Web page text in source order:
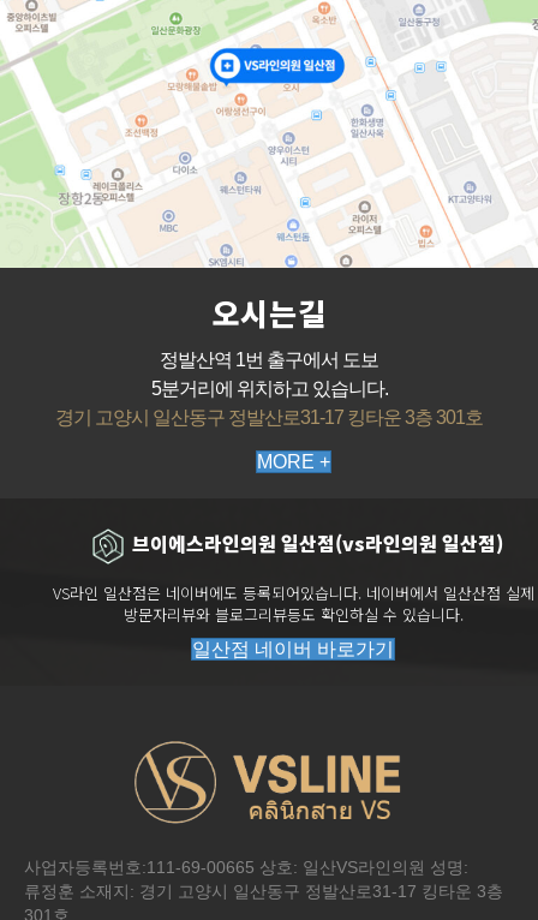
전화문의 카톡상담 네이버톡톡 시술 이벤트
오시는길
정발산역 1번 출구에서 도보
5분거리에 위치하고 있습니다.
경기 고양시 일산동구 정발산로31-17 킹타운 3층 301호
MORE +
브이에스라인의원 일산점(vs라인의원 일산점)
VS라인 일산점은 네이버에도 등록되어있습니다. 네이버에서 일산산점 실제
방문자리뷰와 블로그리뷰등도 확인하실 수 있습니다.
일산점 네이버 바로가기
사업자등록번호:111-69-00665 상호: 일산VS라인의원 성명:
류정훈 소재지: 경기 고양시 일산동구 정발산로31-17 킹타운 3층
301호